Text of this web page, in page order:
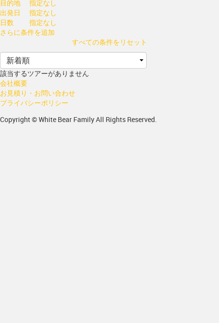
目的地
指定なし
出発日
指定なし
日数
指定なし
さらに条件を追加
すべての条件をリセット
該当するツアーがありません
会社概要
お見積り・お問い合わせ
プライバシーポリシー
Copyright © White Bear Family All Rights Reserved.